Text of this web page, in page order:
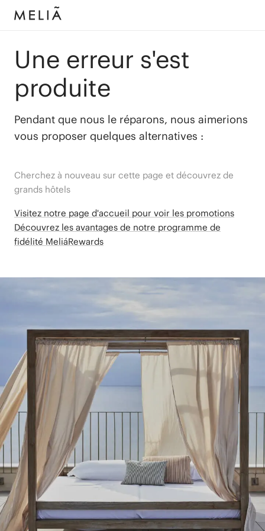
Une erreur s'est
produite
Pendant que nous le réparons, nous aimerions
vous proposer quelques alternatives :
Cherchez à nouveau sur cette page et découvrez de
grands hôtels
Visitez notre page d'accueil pour voir les promotions
Découvrez les avantages de notre programme de
fidélité MeliáRewards